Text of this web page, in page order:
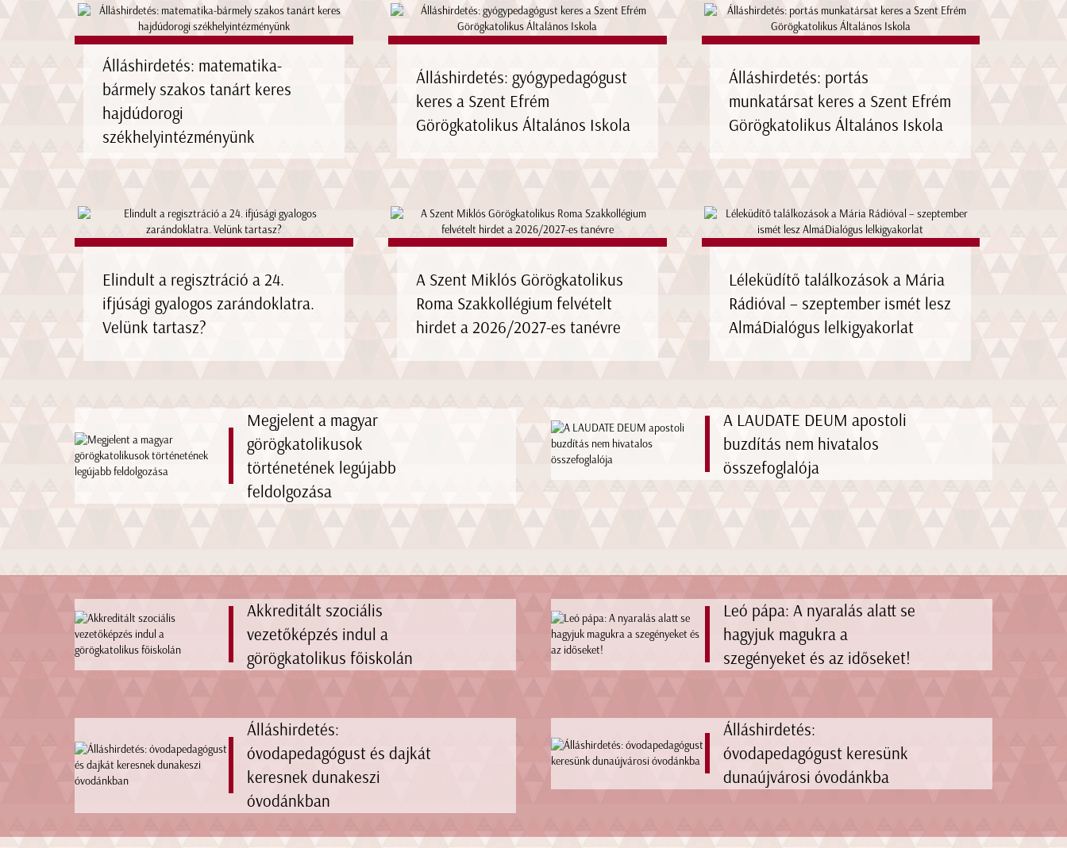
Álláshirdetés: matematika-
bármely szakos tanárt keres
hajdúdorogi
székhelyintézményünk
Álláshirdetés: gyógypedagógust
keres a Szent Efrém
Görögkatolikus Általános Iskola
Álláshirdetés: portás
munkatársat keres a Szent Efrém
Görögkatolikus Általános Iskola
Elindult a regisztráció a 24.
ifjúsági gyalogos zarándoklatra.
Velünk tartasz?
A Szent Miklós Görögkatolikus
Roma Szakkollégium felvételt
hirdet a 2026/2027-es tanévre
Léleküdítő találkozások a Mária
Rádióval – szeptember ismét lesz
AlmáDialógus lelkigyakorlat
Megjelent a magyar
görögkatolikusok
történetének legújabb
feldolgozása
A LAUDATE DEUM apostoli
buzdítás nem hivatalos
összefoglalója
Akkreditált szociális
vezetőképzés indul a
görögkatolikus főiskolán
Leó pápa: A nyaralás alatt se
hagyjuk magukra a
szegényeket és az időseket!
Álláshirdetés:
óvodapedagógust és dajkát
keresnek dunakeszi
óvodánkban
Álláshirdetés:
óvodapedagógust keresünk
dunaújvárosi óvodánkba